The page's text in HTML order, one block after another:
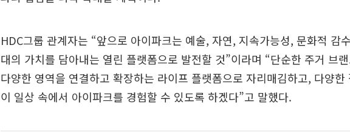
HDC그룹 관계자는 “앞으로 아이파크는 예술, 자연, 지속가능성, 문화적 감
대의 가치를 담아내는 열린 플랫폼으로 발전할 것”이라며 “단순한 주거 브
다양한 영역을 연결하고 확장하는 라이프 플랫폼으로 자리매김하고, 다양한
이 일상 속에서 아이파크를 경험할 수 있도록 하겠다”고 말했다.